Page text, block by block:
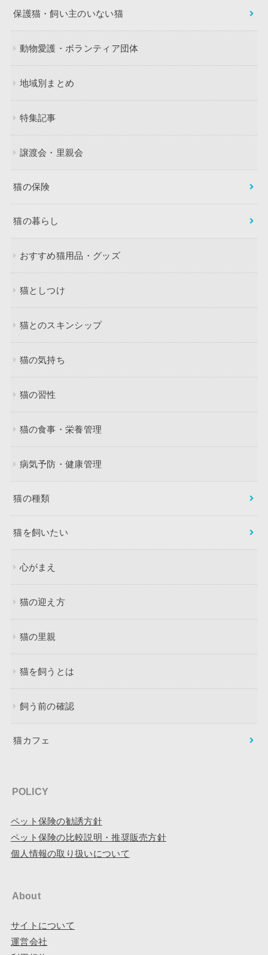
保護猫・飼い主のいない猫
動物愛護・ボランティア団体
地域別まとめ
特集記事
譲渡会・里親会
猫の保険
猫の暮らし
おすすめ猫用品・グッズ
猫としつけ
猫とのスキンシップ
猫の気持ち
猫の習性
猫の食事・栄養管理
病気予防・健康管理
猫の種類
猫を飼いたい
心がまえ
猫の迎え方
猫の里親
猫を飼うとは
飼う前の確認
猫カフェ
POLICY
ペット保険の勧誘方針
ペット保険の比較説明・推奨販売方針
個人情報の取り扱いについて
About
サイトについて
運営会社